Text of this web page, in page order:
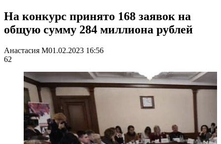
На конкурс принято 168 заявок на
общую сумму 284 миллиона рублей
Анастасия М01.02.2023 16:56
62